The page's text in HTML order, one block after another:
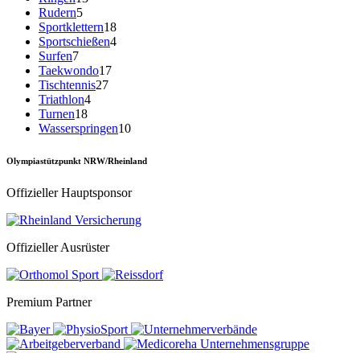
Rudern5
Sportklettern18
Sportschießen4
Surfen7
Taekwondo17
Tischtennis27
Triathlon4
Turnen18
Wasserspringen10
Olympiastützpunkt NRW/Rheinland
Offizieller Hauptsponsor
Offizieller Ausrüster
Premium Partner